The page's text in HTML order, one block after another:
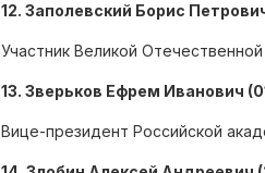
12. Заполевский Борис
Участник Великой
13. Зверьков Ефрем Иванович
Вице-президент Российской